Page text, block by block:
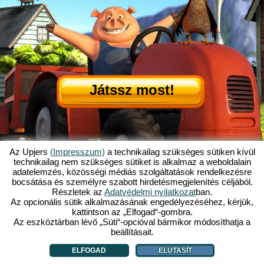
Játssz most!
Mi is az az Én Kicsi Tanyám?|
Itt olvashatod ennek a böngészős játéknak a történetét!| Ami rád vár...|
ÁSZF|Impresszum|Adatvédelmi nyilatkozat|Szabályzat|Fórum|
Támogatás|My Free Farm 2 App|Google Play|App Store
Böngészős játékok - Upjers.com|Sütik kezelése
Az Upjers (Impresszum) a technikailag szükséges sütiken kívül
technikailag nem szükséges sütiket is alkalmaz a weboldalain
adatelemzés, közösségi médiás szolgáltatások rendelkezésre
bocsátása és személyre szabott hirdetésmegjelenítés céljából.
Részletek az Adatvédelmi nyilatkozatban.
Az opcionális sütik alkalmazásának engedélyezéséhez, kérjük,
kattintson az „Elfogad“-gombra.
Az eszköztárban lévő „Süti“-opcióval bármikor módosíthatja a
beállításait.
ELFOGAD ELUTASÍT